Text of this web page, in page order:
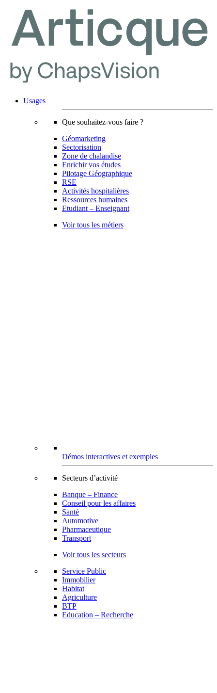
Usages
Que souhaitez-vous faire ?
Géomarketing
Sectorisation
Zone de chalandise
Enrichir vos études
Pilotage Géographique
RSE
Activités hospitalières
Ressources humaines
Etudiant – Enseignant
Voir tous les métiers
Démos interactives et exemples
Secteurs d’activité
Banque – Finance
Conseil pour les affaires
Santé
Automotive
Pharmaceutique
Transport
Voir tous les secteurs
Service Public
Immobilier
Habitat
Agriculture
BTP
Education – Recherche